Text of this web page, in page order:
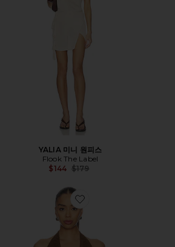
YALIA 미니 원피스
Flook The Label
$144 Previous price:
$179
Favorite KYLA 탑